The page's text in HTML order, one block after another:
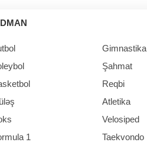
1
Gimnastika
Şahmat
Reqbi
Atletika
Velosiped
Taekvondo